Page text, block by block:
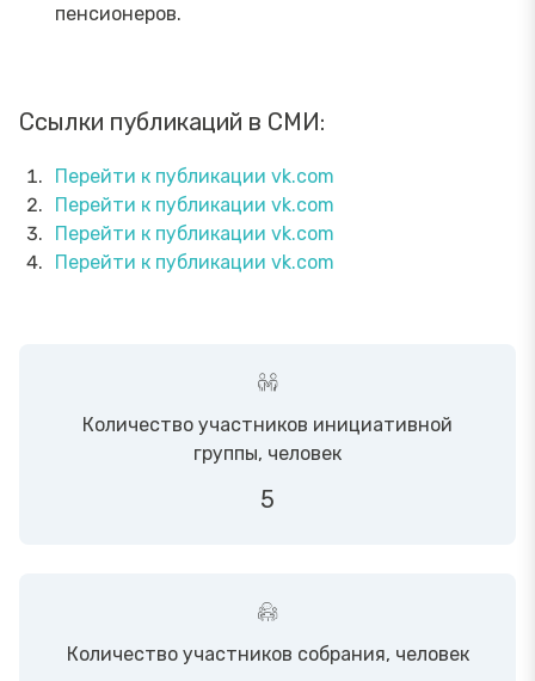
пенсионеров.
Ссылки публикаций в СМИ:
Перейти к публикации vk.com
Перейти к публикации vk.com
Перейти к публикации vk.com
Перейти к публикации vk.com
Количество участников инициативной
группы, человек
5
Количество участников собрания, человек